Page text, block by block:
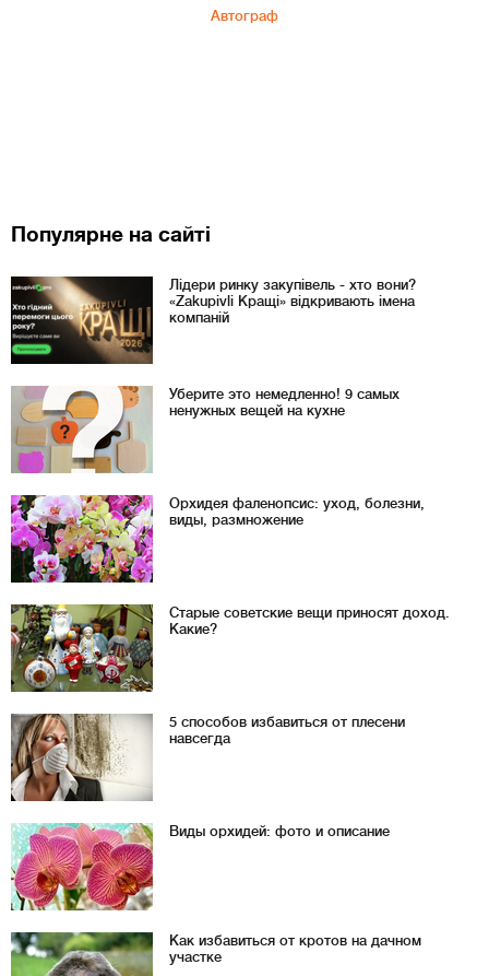
Автограф
Популярне на сайті
Лідери ринку закупівель - хто вони?
«Zakupivli Кращі» відкривають імена
компаній
Уберите это немедленно! 9 самых
ненужных вещей на кухне
Орхидея фаленопсис: уход, болезни,
виды, размножение
Старые советские вещи приносят доход.
Какие?
5 способов избавиться от плесени
навсегда
Виды орхидей: фото и описание
Как избавиться от кротов на дачном
участке